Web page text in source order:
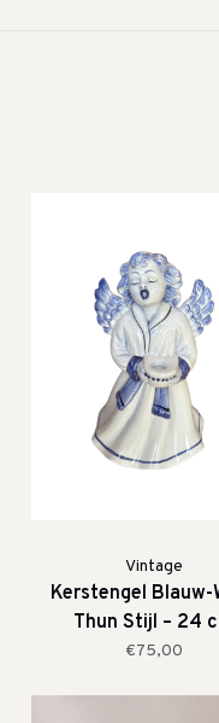
Vintage
Kerstengel Blauw-
Thun Stijl – 24
€75,00